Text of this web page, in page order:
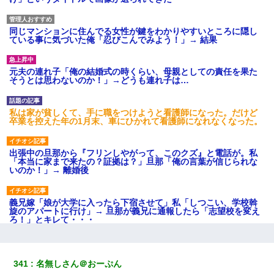
同じマンションに住んでる女性が鍵をわかりやすいところに隠し
ている事に気づいた俺「忍びこんでみよう！」→ 結果
元夫の連れ子「俺の結婚式の時くらい、母親としての責任を果た
そうとは思わないのか！」→どうも連れ子は…
私は家が貧しくて、手に職をつけようと看護師になった。だけど
卒業を控えた年の1月末、車にひかれて看護師になれなくなった。
出張中の旦那から『フリンしやがって、このクズ』と電話が。私
「本当に家まで来たの？証拠は？」旦那「俺の言葉が信じられな
いのか！」→ 離婚後
義兄嫁「娘が大学に入ったら下宿させて」私「しつこい、学校斡
旋のアパートに行け」→ 旦那が義兄に通報したら「志望校を変え
ろ！」とキレて・・・
341 名無しさん＠おーぷん